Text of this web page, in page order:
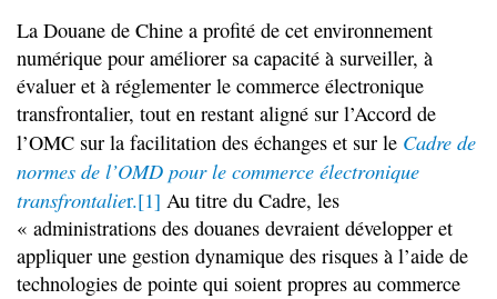
La Douane de Chine a profité de cet environnement
numérique pour améliorer sa capacité à surveiller, à
évaluer et à réglementer le commerce électronique
transfrontalier, tout en restant aligné sur l’Accord de
l’OMC sur la facilitation des échanges et sur le Cadre de
normes de l’OMD pour le commerce électronique
transfrontalier.[1] Au titre du Cadre, les
« administrations des douanes devraient développer et
appliquer une gestion dynamique des risques à l’aide de
technologies de pointe qui soient propres au commerce